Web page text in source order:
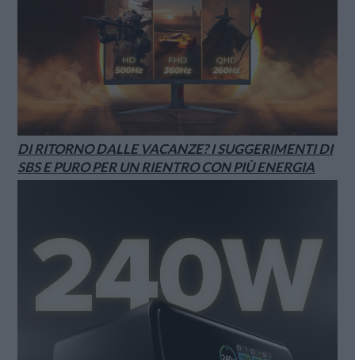
DI RITORNO DALLE VACANZE? I SUGGERIMENTI DI
SBS E PURO PER UN RIENTRO CON PIÙ ENERGIA